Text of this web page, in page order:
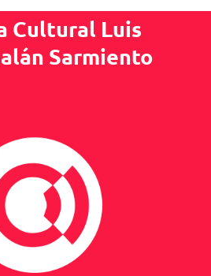
Cultural Luis
Sarmiento